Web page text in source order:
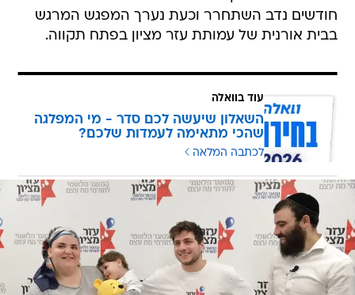
חודשים נדב השתחרר וכעת נערך המפגש המרגש
בבית אורנית של עמותת עזר מציון בפתח תקווה.
עוד בוואלה
השאלון שיעשה לכם סדר - מי המפלגה
שהכי מתאימה לעמדות שלכם?
לכתבה המלאה